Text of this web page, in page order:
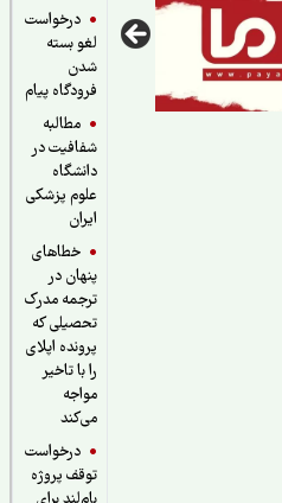
درخواست
لغو بسته
فرودگاه پیام
مطالبه
شفافیت در
دانشگاه
علوم پزشکی
خطاهای
پنهان در
ترجمه مدرک
تحصیلی که
پرونده اپلای
را با تاخیر
درخواست
توقف پروژه